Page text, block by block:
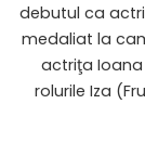
debutul ca
medaliat la
actriţa Ioana
rolurile Iza